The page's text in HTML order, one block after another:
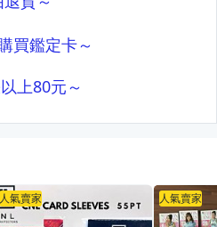
人氣賣家 人氣賣家